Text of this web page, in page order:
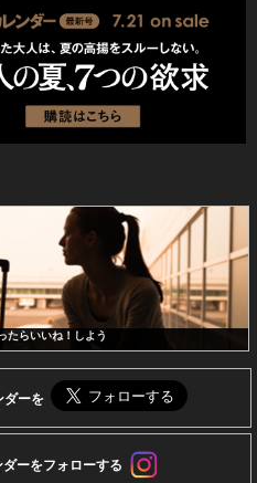
たらいいね！しよう
ダーを
ーをフォローする